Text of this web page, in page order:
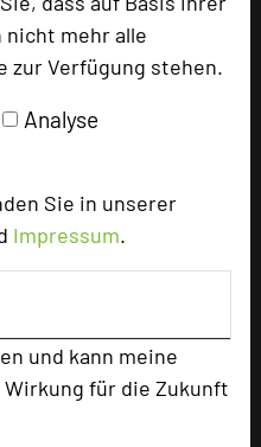
mehr alle
zur Verfügung stehen.
Analyse
Sie in unserer
Impressum.
und kann meine
für die Zukunft
200
9